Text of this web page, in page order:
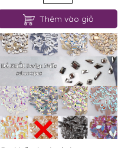
Thêm vào giỏ